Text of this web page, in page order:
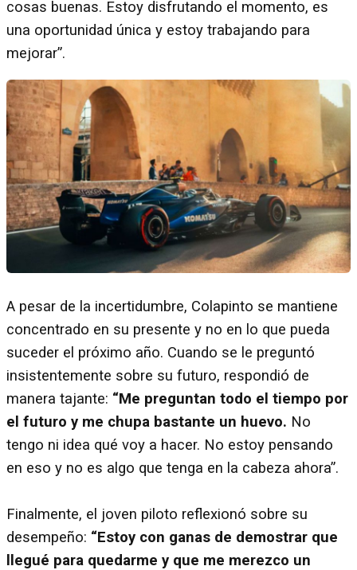
cosas buenas. Estoy disfrutando el momento, es
una oportunidad única y estoy trabajando para
mejorar”.
A pesar de la incertidumbre, Colapinto se mantiene
concentrado en su presente y no en lo que pueda
suceder el próximo año. Cuando se le preguntó
insistentemente sobre su futuro, respondió de
manera tajante: “Me preguntan todo el tiempo por
el futuro y me chupa bastante un huevo. No
tengo ni idea qué voy a hacer. No estoy pensando
en eso y no es algo que tenga en la cabeza ahora”.
Finalmente, el joven piloto reflexionó sobre su
desempeño: “Estoy con ganas de demostrar que
llegué para quedarme y que me merezco un